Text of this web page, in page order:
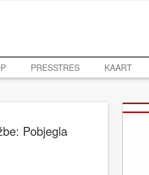
PRESSTRES KAART
Pobjegla